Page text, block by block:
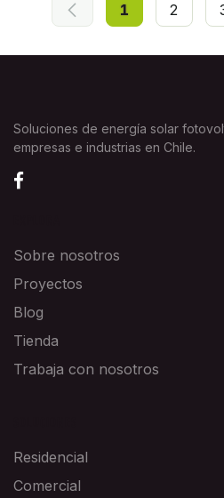
1 2
Soluciones de energía solar
empresas e industrias en Chile.
Sobre nosotros
Proyectos
Blog
Tienda
Trabaja con nosotros
Residencial
Comercial